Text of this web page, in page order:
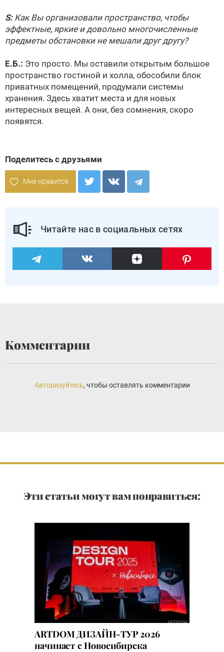
S:Как Вы организовали пространство, чтобы
эффектные, яркие и довольно многочисленные
предметы обстановки не мешали друг другу?
Е.Б.: Это просто. Мы оставили открытым большое
пространство гостиной и холла, обособили блок
приватных помещений, продумали системы
хранения. Здесь хватит места и для новых
интересных вещей. А они, без сомнения, скоро
появятся.
Поделитесь с друзьями
Мне нравится
Читайте нас в социальных сетях
Комментарии
Авторизуйтесь, чтобы оставлять комментарии
Эти статьи могут вам понравиться:
ARTDOM ДИЗАЙН-ТУР 2026
начинает с Новосибирска